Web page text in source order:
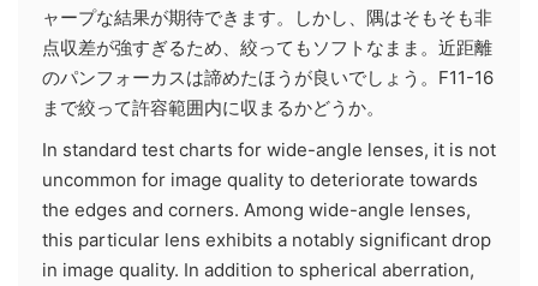
ャープな結果が期待できます。しかし、隅はそもそも非
点収差が強すぎるため、絞ってもソフトなまま。近距離
のパンフォーカスは諦めたほうが良いでしょう。F11-16
まで絞って許容範囲内に収まるかどうか。
In standard test charts for wide-angle lenses, it is not
uncommon for image quality to deteriorate towards
the edges and corners. Among wide-angle lenses,
this particular lens exhibits a notably significant drop
in image quality. In addition to spherical aberration,